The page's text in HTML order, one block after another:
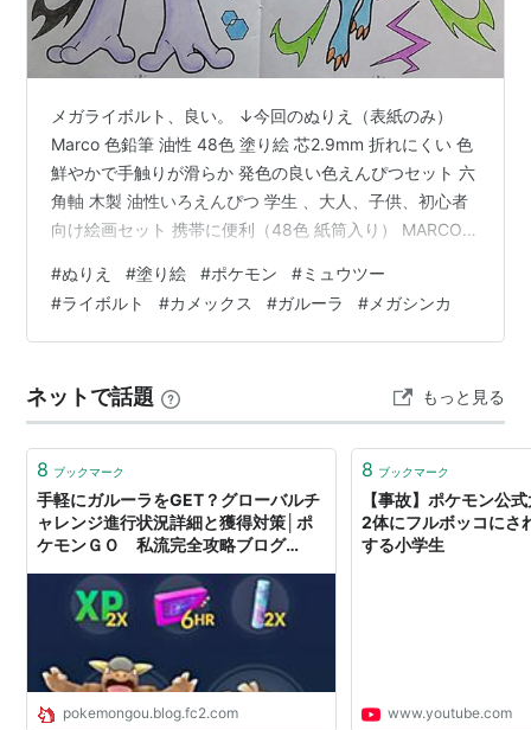
分類 おやこポケモン
タイプ ノーマル
隠れ特性 せいしんりょく
タマゴグループ かいじゅう
高さ 2.2m
重さ 80.0kg
進化の系譜
ガルーラ -進化無し-
メガライボルト、良い。 ↓今回のぬりえ（表紙のみ）
Marco 色鉛筆 油性 48色 塗り絵 芯2.9mm 折れにくい 色
鮮やかで手触りが滑らか 発色の良い色えんぴつセット 六
角軸 木製 油性いろえんぴつ 学生 、大人、子供、初心者
向け絵画セット 携帯に便利（48色 紙筒入り） MARCO
#ぬりえ #塗り絵 #ポケモン #ミュウツー
#ライボルト #カメックス #ガルーラ #メガシンカ
ネットで話題 もっと見る
8 ブックマーク
手軽にガルーラをGET？グローバルチ
ャレンジ進行状況詳細と獲得対策│ポ
ケモンＧＯ 私流完全攻略ブログ
pokemongou.blog.fc2.com
8 ブックマーク
【事故】ポケモン公
2体にフルボッコにさ
する小学生
www.youtube.com